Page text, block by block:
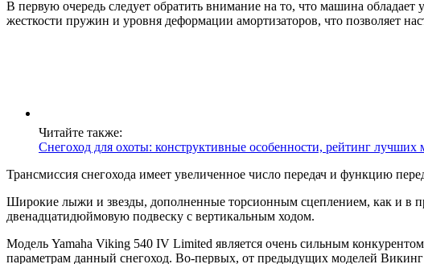
В первую очередь следует обратить внимание на то, что машина
жесткости пружин и уровня деформации амортизаторов, что позволяет
Читайте также:
Снегоход для охоты: конструктивные особенности, рейтинг лучших
Трансмиссия снегохода имеет увеличенное число передач и функцию
Широкие лыжи и звезды, дополненные торсионным сцеплением, как и в
двенадцатидюймовую подвеску с вертикальным ходом.
Модель Yamaha Viking 540 IV Limited является очень сильным
параметрам данный снегоход. Во-первых, от предыдущих моделей